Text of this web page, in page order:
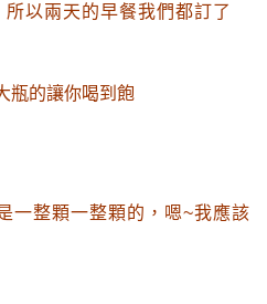
所以兩天的早餐我們都訂了
瓶的讓你喝到飽
一整顆一整顆的 ，嗯~我應該